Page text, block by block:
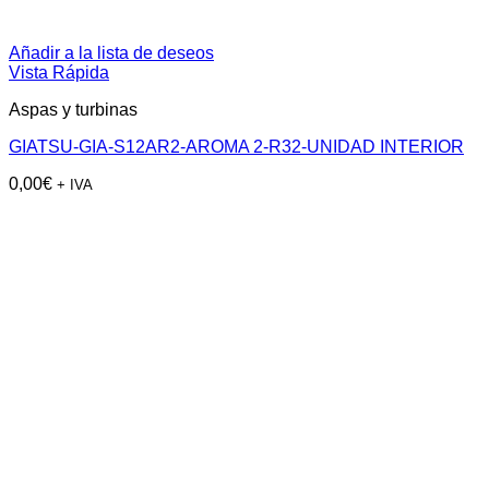
Añadir a la lista de deseos
Vista Rápida
Aspas y turbinas
GIATSU-GIA-S12AR2-AROMA 2-R32-UNIDAD INTERIOR
0,00€ + IVA